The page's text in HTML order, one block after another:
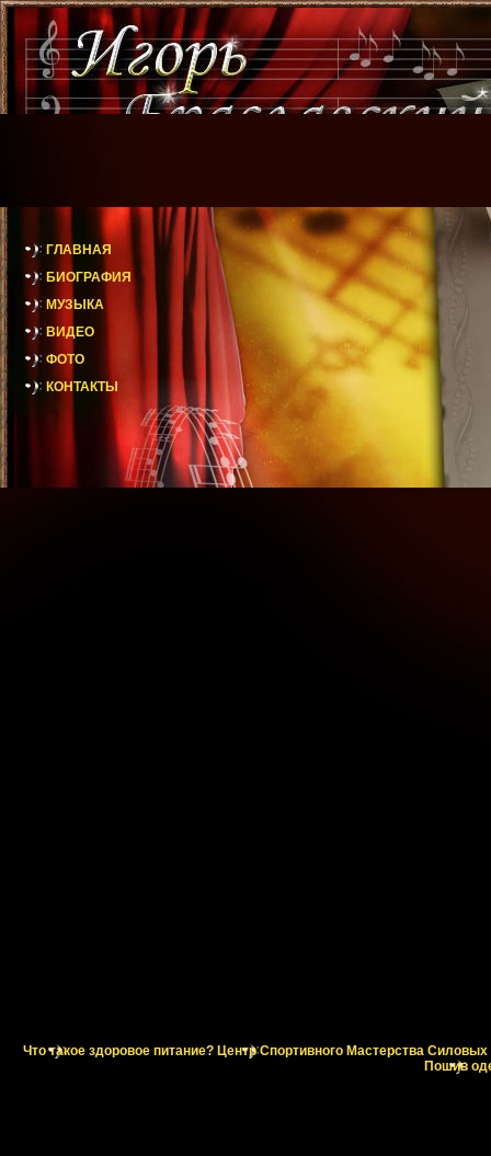
ГЛАВНАЯ
БИОГРАФИЯ
МУЗЫКА
ВИДЕО
ФОТО
КОНТАКТЫ
Что такое здоровое питание? Центр Спортивного Мастерства
Пошив